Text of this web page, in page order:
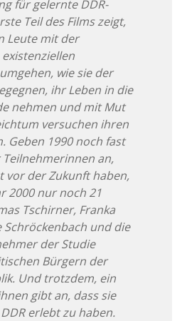
für gelernte DDR-
Teil des Films zeigt,
Leute mit der
wie sie der
ihr Leben in die
nehmen und mit Mut
versuchen ihren
Geben 1990 noch fast
an,
vor der Zukunft haben,
2000 nur noch 21
Tschirner, Franka
Schröckenbach und die
der Studie
Bürgern der
Und trotzdem, ein
gibt an, dass sie
erlebt zu haben.